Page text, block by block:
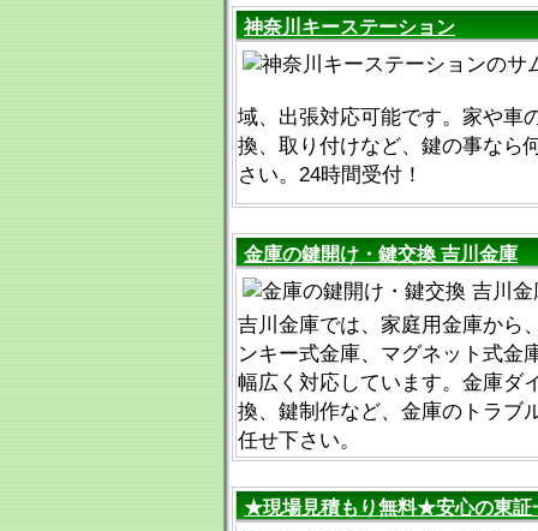
神奈川キーステーション
域、出張対応可能です。家や車
換、取り付けなど、鍵の事なら
さい。24時間受付！
金庫の鍵開け・鍵交換 吉川金庫
吉川金庫では、家庭用金庫から
ンキー式金庫、マグネット式金
幅広く対応しています。金庫ダ
換、鍵制作など、金庫のトラブ
任せ下さい。
★現場見積もり無料★安心の東証